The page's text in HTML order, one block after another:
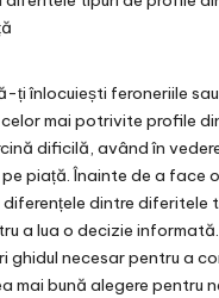
ți înlocuiești feroneriile
mai potrivite profile
dificilă, având în
piață. Înainte de a face
diferențele dintre diferitele
a lua o decizie
ghidul necesar pentru a
mai bună alegere pentru